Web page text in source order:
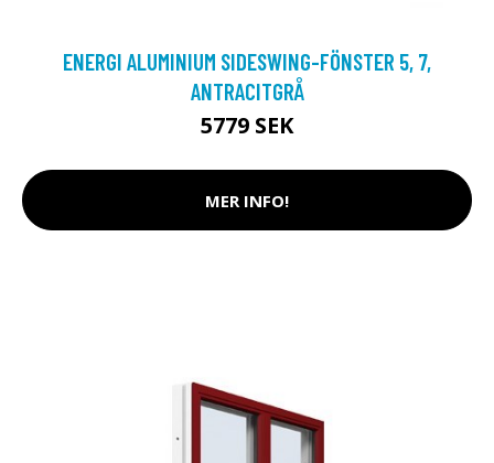
ENERGI ALUMINIUM SIDESWING-FÖNSTER 5, 7,
ANTRACITGRÅ
5779 SEK
MER INFO!